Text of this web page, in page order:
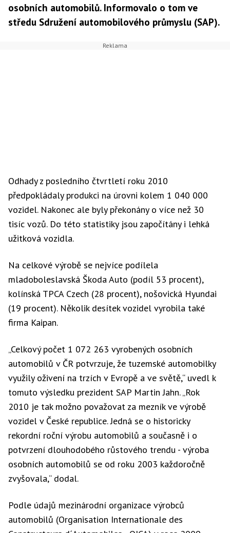
osobních automobilů. Informovalo o tom ve
středu Sdružení automobilového průmyslu (SAP).
Odhady z posledního čtvrtletí roku 2010
předpokládaly produkci na úrovni kolem 1 040 000
vozidel. Nakonec ale byly překonány o více než 30
tisíc vozů. Do této statistiky jsou započítány i lehká
užitková vozidla.
Na celkové výrobě se nejvíce podílela
mladoboleslavská Škoda Auto (podíl 53 procent),
kolínská TPCA Czech (28 procent), nošovická Hyundai
(19 procent). Několik desítek vozidel vyrobila také
firma Kaipan.
„Celkový počet 1 072 263 vyrobených osobních
automobilů v ČR potvrzuje, že tuzemské automobilky
využily oživení na trzích v Evropě a ve světě,“ uvedl k
tomuto výsledku prezident SAP Martin Jahn. „Rok
2010 je tak možno považovat za mezník ve výrobě
vozidel v České republice. Jedná se o historicky
rekordní roční výrobu automobilů a současně i o
potvrzení dlouhodobého růstového trendu - výroba
osobních automobilů se od roku 2003 každoročně
zvyšovala,“ dodal.
Podle údajů mezinárodní organizace výrobců
automobilů (Organisation Internationale des